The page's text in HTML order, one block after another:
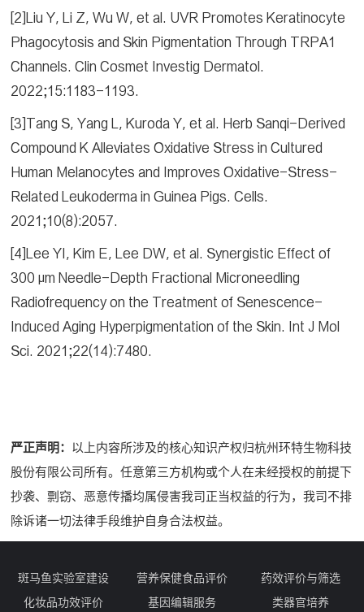
[2]Liu Y, Li Z, Wu W, et al. UVR Promotes Keratinocyte
Phagocytosis and Skin Pigmentation Through TRPA1
Channels. Clin Cosmet Investig Dermatol.
2022;15:1183-1193.
[3]Tang S, Yang L, Kuroda Y, et al. Herb Sanqi-Derived
Compound K Alleviates Oxidative Stress in Cultured
Human Melanocytes and Improves Oxidative-Stress-
Related Leukoderma in Guinea Pigs. Cells.
2021;10(8):2057.
[4]Lee YI, Kim E, Lee DW, et al. Synergistic Effect of
300 μm Needle-Depth Fractional Microneedling
Radiofrequency on the Treatment of Senescence-
Induced Aging Hyperpigmentation of the Skin. Int J Mol
Sci. 2021;22(14):7480.
严正声明： 以上内容所涉及的核心知识产权归杭州环特生物科技
股份有限公司所有。任意第三方机构或个人在未经授权的前提下
抄袭、剽窃、恶意传播均属侵害我司正当权益的行为，我司不排
除诉诸一切法律手段维护自身合法权益。
斑马鱼实验室建设 营养保健食品评价
药效评价与筛选
化妆品功效评价
基因编辑服务 类器官培养